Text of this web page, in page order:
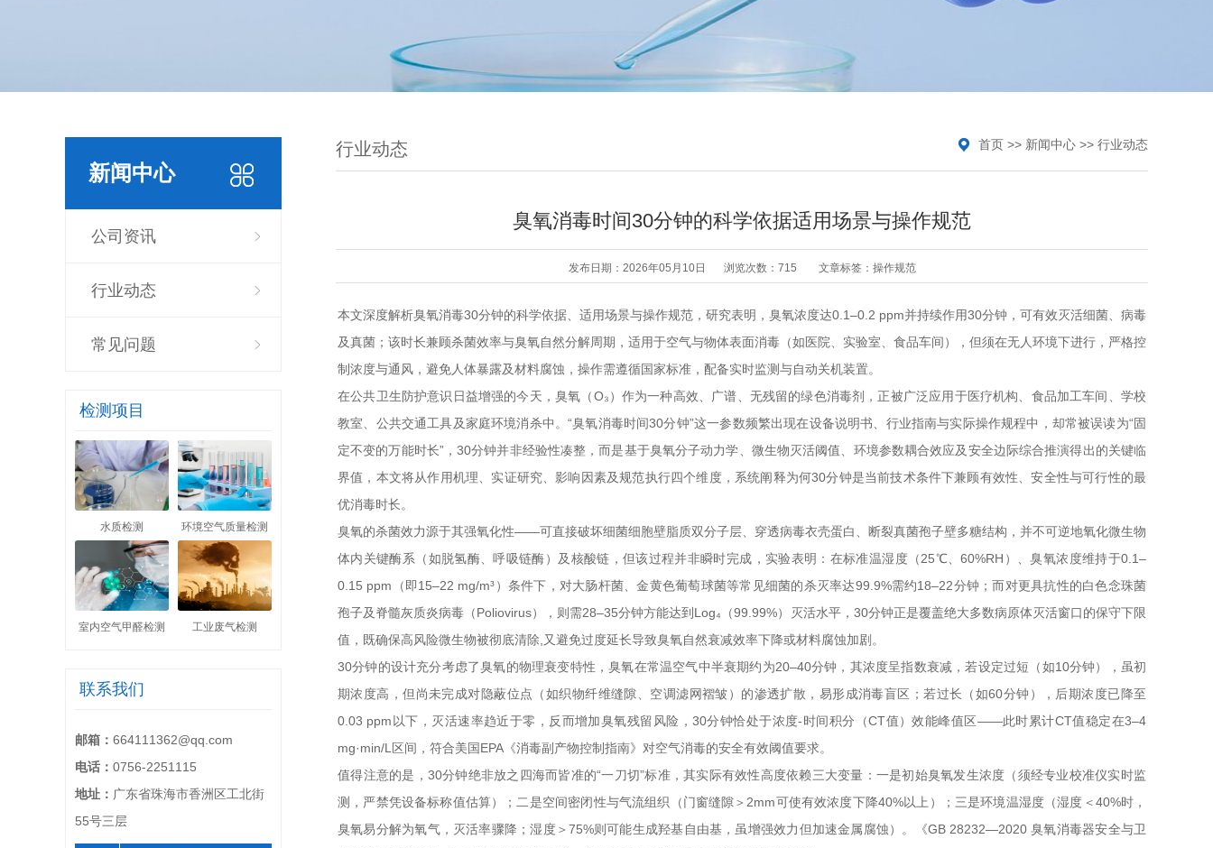
新闻中心
公司资讯
行业动态
常见问题
检测项目
水质检测 环境空气质量检测
室内空气甲醛检测 工业废气检测
联系我们
邮箱： 664111362@qq.com
电话： 0756-2251115
地址： 广东省珠海市香洲区工北街
55号三层
首页 >> 新闻中心 >> 行业动态
行业动态
臭氧消毒时间30分钟的科学依据适用场景与操作规范
发布日期：2026年05月10日 浏览次数：715 文章标签： 操作规范
本文深度解析臭氧消毒30分钟的科学依据、适用场景与操作规范，研究表明，臭氧浓度达0.1–0.2 ppm并持续作用30分钟，可有效灭活细菌、病毒
及真菌；该时长兼顾杀菌效率与臭氧自然分解周期，适用于空气与物体表面消毒（如医院、实验室、食品车间），但须在无人环境下进行，严格控
制浓度与通风，避免人体暴露及材料腐蚀，操作需遵循国家标准，配备实时监测与自动关机装置。
在公共卫生防护意识日益增强的今天，臭氧（O₃）作为一种高效、广谱、无残留的绿色消毒剂，正被广泛应用于医疗机构、食品加工车间、学校
教室、公共交通工具及家庭环境消杀中。“臭氧消毒时间30分钟”这一参数频繁出现在设备说明书、行业指南与实际操作规程中，却常被误读为“固
定不变的万能时长”，30分钟并非经验性凑整，而是基于臭氧分子动力学、微生物灭活阈值、环境参数耦合效应及安全边际综合推演得出的关键临
界值，本文将从作用机理、实证研究、影响因素及规范执行四个维度，系统阐释为何30分钟是当前技术条件下兼顾有效性、安全性与可行性的最
优消毒时长。
臭氧的杀菌效力源于其强氧化性——可直接破坏细菌细胞壁脂质双分子层、穿透病毒衣壳蛋白、断裂真菌孢子壁多糖结构，并不可逆地氧化微生物
体内关键酶系（如脱氢酶、呼吸链酶）及核酸链，但该过程并非瞬时完成，实验表明：在标准温湿度（25℃、60%RH）、臭氧浓度维持于0.1–
0.15 ppm（即15–22 mg/m³）条件下，对大肠杆菌、金黄色葡萄球菌等常见细菌的杀灭率达99.9%需约18–22分钟；而对更具抗性的白色念珠菌
孢子及脊髓灰质炎病毒（Poliovirus），则需28–35分钟方能达到Log₄（99.99%）灭活水平，30分钟正是覆盖绝大多数病原体灭活窗口的保守下限
值，既确保高风险微生物被彻底清除,又避免过度延长导致臭氧自然衰减效率下降或材料腐蚀加剧。
30分钟的设计充分考虑了臭氧的物理衰变特性，臭氧在常温空气中半衰期约为20–40分钟，其浓度呈指数衰减，若设定过短（如10分钟），虽初
期浓度高，但尚未完成对隐蔽位点（如织物纤维缝隙、空调滤网褶皱）的渗透扩散，易形成消毒盲区；若过长（如60分钟），后期浓度已降至
0.03 ppm以下，灭活速率趋近于零，反而增加臭氧残留风险，30分钟恰处于浓度-时间积分（CT值）效能峰值区——此时累计CT值稳定在3–4
mg·min/L区间，符合美国EPA《消毒副产物控制指南》对空气消毒的安全有效阈值要求。
值得注意的是，30分钟绝非放之四海而皆准的“一刀切”标准，其实际有效性高度依赖三大变量：一是初始臭氧发生浓度（须经专业校准仪实时监
测，严禁凭设备标称值估算）；二是空间密闭性与气流组织（门窗缝隙＞2mm可使有效浓度下降40%以上）；三是环境温湿度（湿度＜40%时，
臭氧易分解为氧气，灭活率骤降；湿度＞75%则可能生成羟基自由基，虽增强效力但加速金属腐蚀）。《GB 28232—2020 臭氧消毒器安全与卫